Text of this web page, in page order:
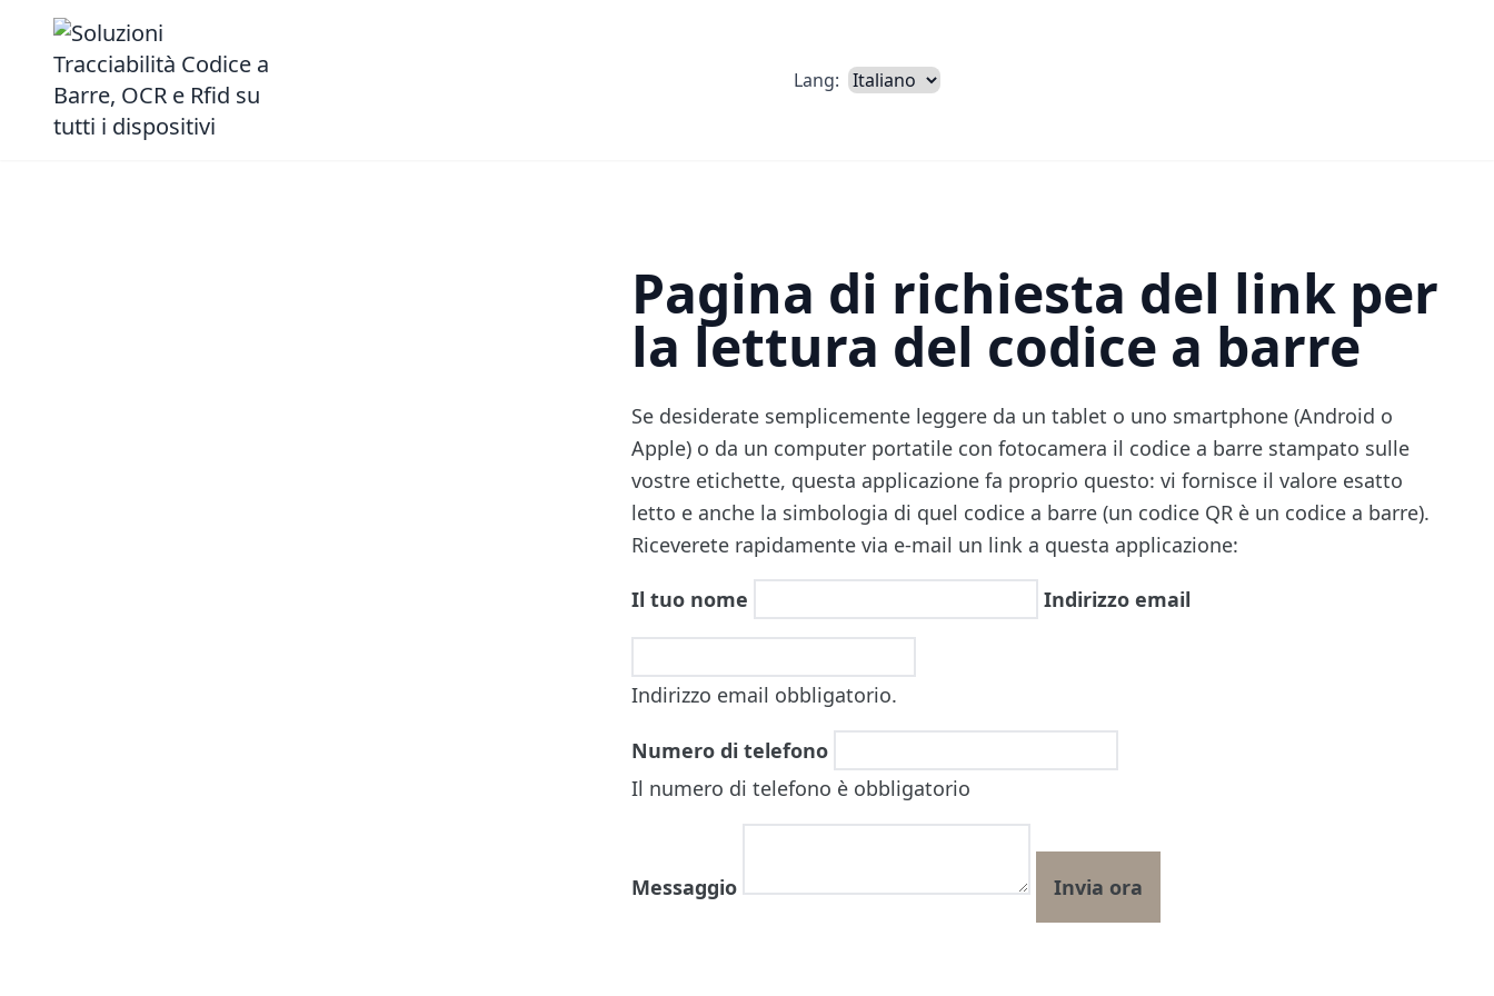
Lang:
Pagina di richiesta del link per
la lettura del codice a barre
Se desiderate semplicemente leggere da un tablet o uno smartphone (Android o
Apple) o da un computer portatile con fotocamera il codice a barre stampato sulle
vostre etichette, questa applicazione fa proprio questo: vi fornisce il valore esatto
letto e anche la simbologia di quel codice a barre (un codice QR è un codice a barre).
Riceverete rapidamente via e-mail un link a questa applicazione:
Il tuo nome Indirizzo email
Indirizzo email obbligatorio.
Numero di telefono
Il numero di telefono è obbligatorio
Messaggio